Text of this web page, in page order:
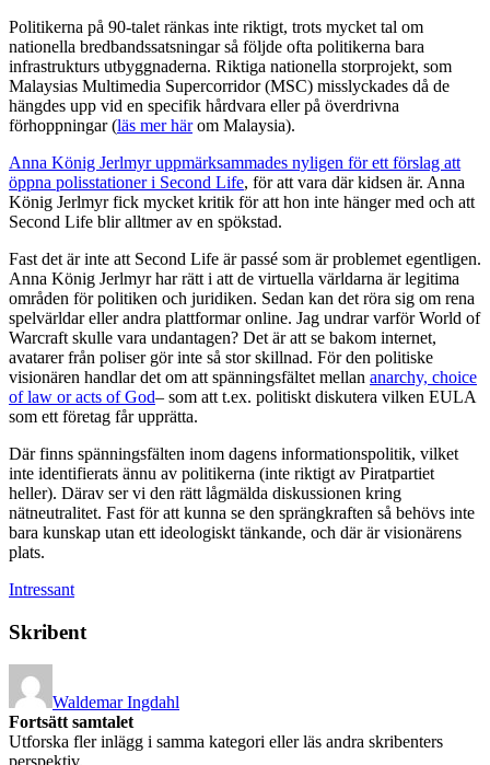
Politikerna på 90-talet ränkas inte riktigt, trots mycket tal om
nationella bredbandssatsningar så följde ofta politikerna bara
infrastrukturs utbyggnaderna. Riktiga nationella storprojekt, som
Malaysias Multimedia Supercorridor (MSC) misslyckades då de
hängdes upp vid en specifik hårdvara eller på överdrivna
förhoppningar (läs mer härom Malaysia).
Anna König Jerlmyr uppmärksammades nyligen för ett förslag att
öppna polisstationer i Second Life, för att vara där kidsen är. Anna
König Jerlmyr fick mycket kritik för att hon inte hänger med och att
Second Life blir alltmer av en spökstad.
Fast det är inte att Second Life är passé som är problemet egentligen.
Anna König Jerlmyr har rätt i att de virtuella världarna är legitima
områden för politiken och juridiken. Sedan kan det röra sig om rena
spelvärldar eller andra plattformar online. Jag undrar varför World of
Warcraft skulle vara undantagen? Det är att se bakom internet,
avatarer från poliser gör inte så stor skillnad. För den politiske
visionären handlar det om att spänningsfältet mellan anarchy, choice
of law or acts of God– som att t.ex. politiskt diskutera vilken EULA
som ett företag får upprätta.
Där finns spänningsfälten inom dagens informationspolitik, vilket
inte identifierats ännu av politikerna (inte riktigt av Piratpartiet
heller). Därav ser vi den rätt lågmälda diskussionen kring
nätneutralitet. Fast för att kunna se den sprängkraften så behövs inte
bara kunskap utan ett ideologiskt tänkande, och där är visionärens
plats.
Intressant
Skribent
Waldemar Ingdahl
Fortsätt samtalet
Utforska fler inlägg i samma kategori eller läs andra skribenters